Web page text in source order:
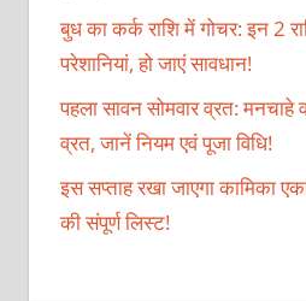
बुध का कर्क राशि में गोचर: इन 2
परेशानियां, हो जाएं सावधान!
पहला सावन सोमवार व्रत:
व्रत, जानें नियम एवं पूजा विधि!
इस सप्ताह रखा जाएगा कामिका
की संपूर्ण लिस्ट!